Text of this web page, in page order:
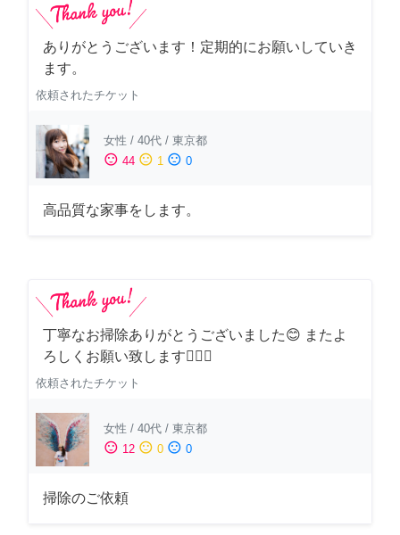
ありがとうございます！定期的にお願いしていき
ます。
依頼されたチケット
女性 / 40代 / 東京都
sentiment_satisfied 44 sentiment_neutral 1 sentiment_dissatisfied 0
高品質な家事をします。
丁寧なお掃除ありがとうございました😊 またよ
ろしくお願い致します🙆‍♀️✨
依頼されたチケット
女性 / 40代 / 東京都
sentiment_satisfied 12 sentiment_neutral 0 sentiment_dissatisfied 0
掃除のご依頼